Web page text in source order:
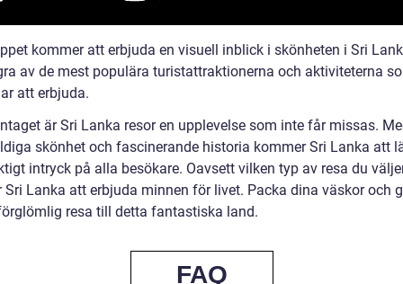
kommer att erbjuda en visuell inblick i skönheten i Sri
av de mest populära turistattraktionerna och aktiviteterna
att erbjuda.
är Sri Lanka resor en upplevelse som inte får missas.
skönhet och fascinerande historia kommer Sri Lanka att
intryck på alla besökare. Oavsett vilken typ av resa du
Sri Lanka att erbjuda minnen för livet. Packa dina väskor och
resa till detta fantastiska land.
FAQ